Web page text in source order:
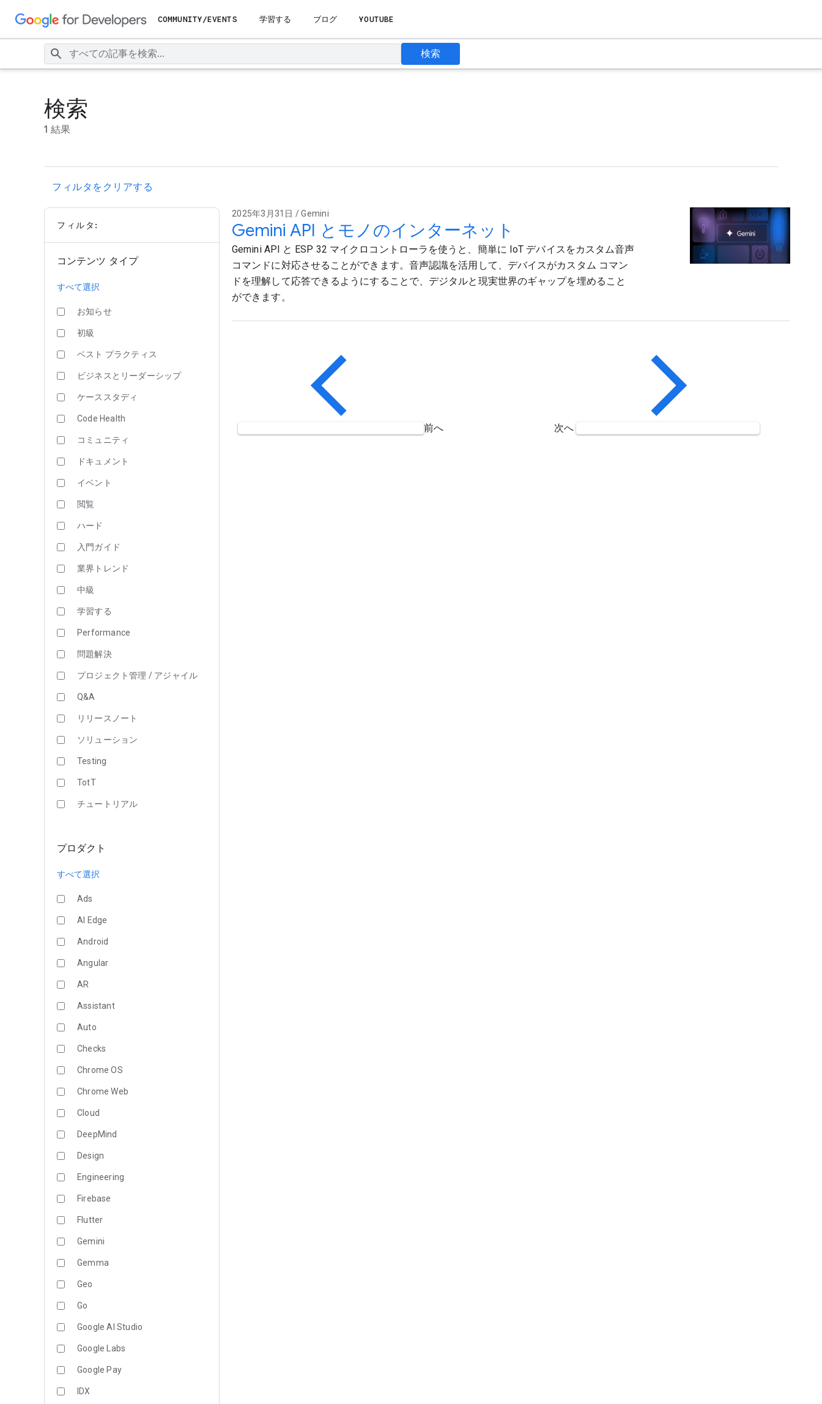
COMMUNITY/EVENTS 学習する ブログ YOUTUBE
検索
検索
1 結果
フィルタをクリアする
フィルタ:
コンテンツ タイプ
すべて選択
お知らせ
初級
ベスト プラクティス
ビジネスとリーダーシップ
ケーススタディ
Code Health
コミュニティ
ドキュメント
イベント
閲覧
ハード
入門ガイド
業界トレンド
中級
学習する
Performance
問題解決
プロジェクト管理 / アジャイル
Q&A
リリースノート
ソリューション
Testing
TotT
チュートリアル
プロダクト
すべて選択
Ads
AI Edge
Android
Angular
AR
Assistant
Auto
Checks
Chrome OS
Chrome Web
Cloud
DeepMind
Design
Engineering
Firebase
Flutter
Gemini
Gemma
Geo
Go
Google AI Studio
Google Labs
Google Pay
IDX
2025年3月31日 / Gemini
Gemini API とモノのインターネット
Gemini API と ESP 32 マイクロコントローラを使うと、簡単に IoT デバイスをカスタム音声
コマンドに対応させることができます。音声認識を活用して、デバイスがカスタム コマン
ドを理解して応答できるようにすることで、デジタルと現実世界のギャップを埋めること
ができます。
前へ 次へ